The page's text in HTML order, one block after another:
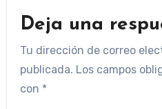
Deja una
Tu dirección de correo
publicada. Los campos
con *